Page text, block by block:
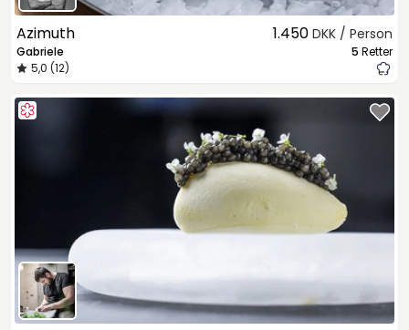
Azimuth
Gabriele
5,0 (12)
1.450 DKK / Person
5 Retter